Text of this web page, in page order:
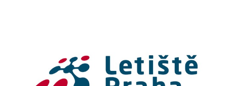
Letecká muzea
VFR Communication app